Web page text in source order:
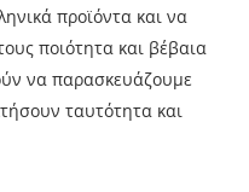
προϊόντα και να
ποιότητα και βέβαια
να παρασκευάζουμε
ταυτότητα και